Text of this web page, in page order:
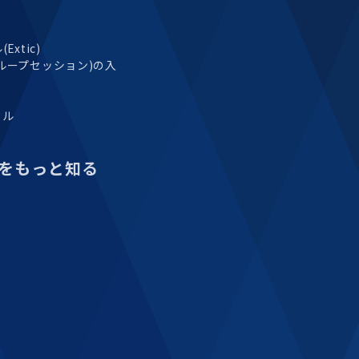
(Extic)
プセッション)の入
もっと知る